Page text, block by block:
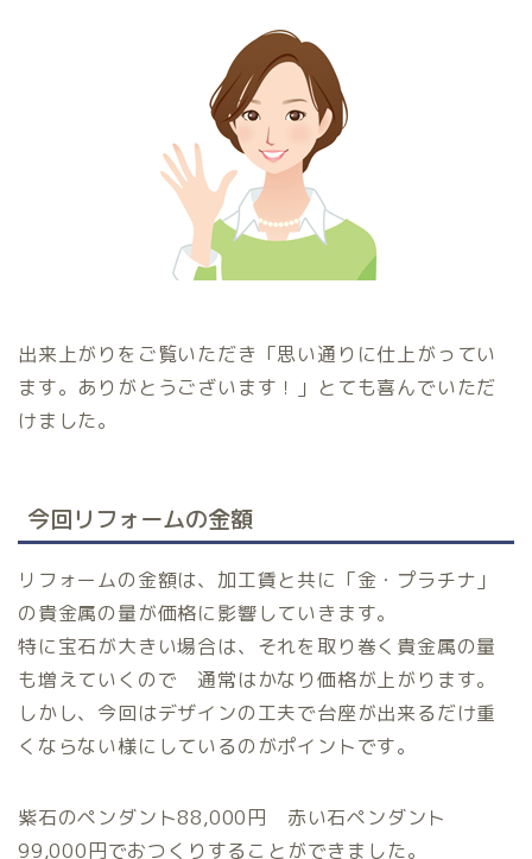
出来上がりをご覧いただき「思い通りに仕上がってい
ます。ありがとうございます！」とても喜んでいただ
けました。
今回リフォームの金額
リフォームの金額は、加工賃と共に「金・プラチナ」
の貴金属の量が価格に影響していきます。
特に宝石が大きい場合は、それを取り巻く貴金属の量
も増えていくので 通常はかなり価格が上がります。
しかし、今回はデザインの工夫で台座が出来るだけ重
くならない様にしているのがポイントです。
紫石のペンダント88,000円 赤い石ペンダント
99,000円でおつくりすることができました。